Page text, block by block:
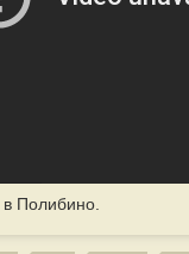
в Полибино.